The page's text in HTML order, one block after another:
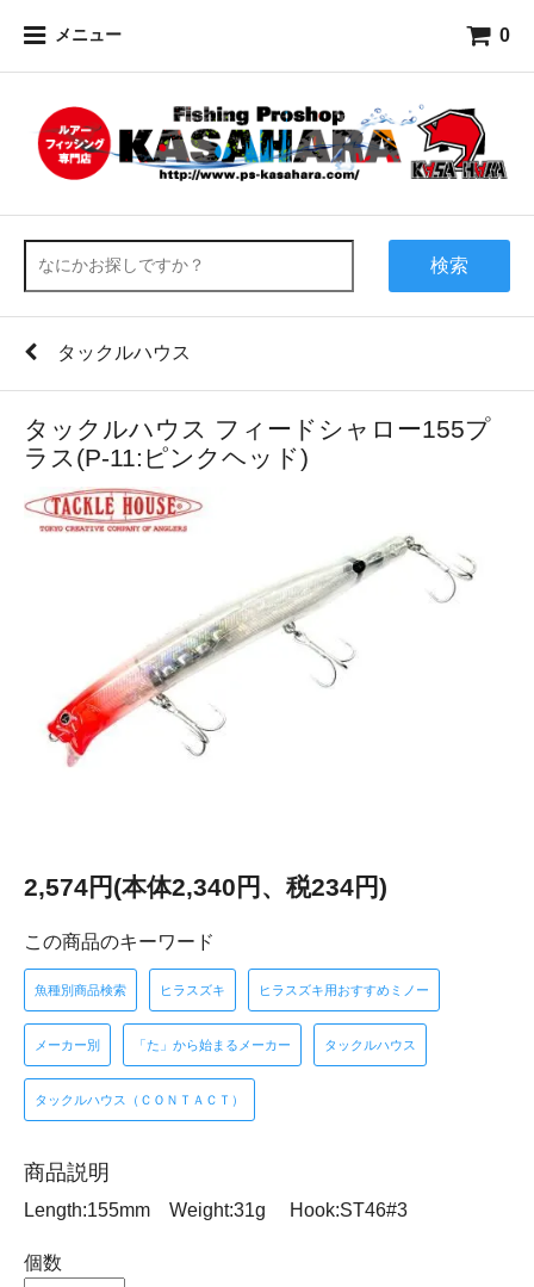
メニュー 0
検索
タックルハウス
タックルハウス フィードシャロー155プ
ラス(P-11:ピンクヘッド)
2,574円(本体2,340円、税234円)
この商品のキーワード
魚種別商品検索 ヒラスズキ ヒラスズキ用おすすめミノー
メーカー別 「た」から始まるメーカー タックルハウス
タックルハウス（ＣＯＮＴＡＣＴ）
商品説明
Length:155mm Weight:31g Hook:ST46#3
個数